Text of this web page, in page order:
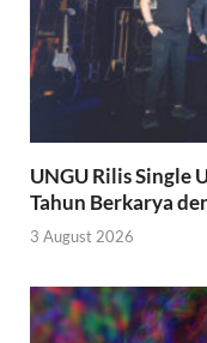
UNGU Rilis Single
Tahun Berkarya
3 August 2026